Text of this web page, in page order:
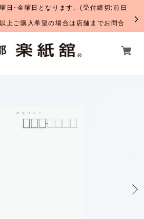
日･金曜日となります。(受付締切:前日
上ご購入希望の場合は店舗までお問合